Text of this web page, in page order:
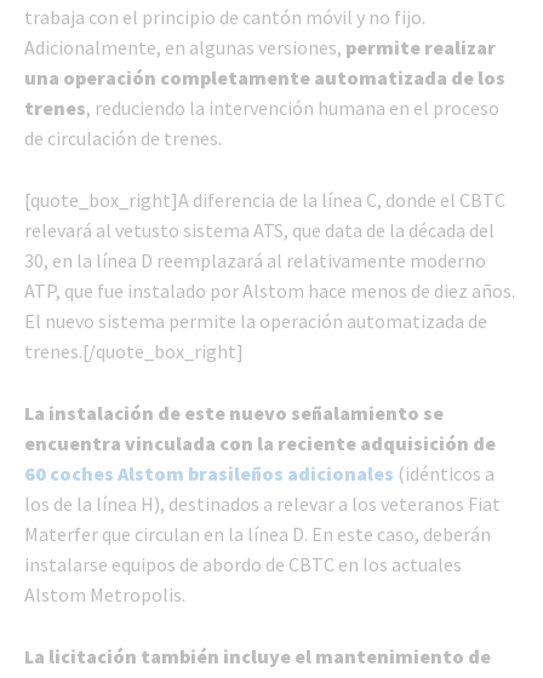
trabaja con el principio de cantón móvil y no fijo.
Adicionalmente, en algunas versiones, permite realizar
una operación completamente automatizada de los
trenes, reduciendo la intervención humana en el proceso
de circulación de trenes.
[quote_box_right]A diferencia de la línea C, donde el CBTC
relevará al vetusto sistema ATS, que data de la década del
30, en la línea D reemplazará al relativamente moderno
ATP, que fue instalado por Alstom hace menos de diez años.
El nuevo sistema permite la operación automatizada de
trenes.[/quote_box_right]
La instalación de este nuevo señalamiento se
encuentra vinculada con la reciente adquisición de
60 coches Alstom brasileños adicionales (idénticos a
los de la línea H), destinados a relevar a los veteranos Fiat
Materfer que circulan en la línea D. En este caso, deberán
instalarse equipos de abordo de CBTC en los actuales
Alstom Metropolis.
La licitación también incluye el mantenimiento de